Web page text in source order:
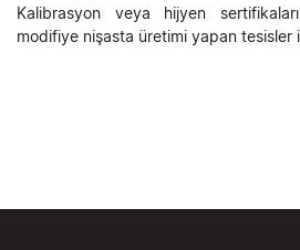
Kalibrasyon veya hijyen
modifiye nişasta üretimi yapan tesisler